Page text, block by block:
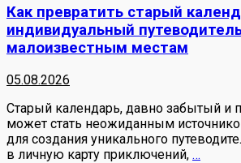
Как превратить старый
индивидуальный
малоизвестным местам
05.08.2026
Старый календарь, давно забытый
может стать неожиданным
для создания уникального
в личную карту приключений, …